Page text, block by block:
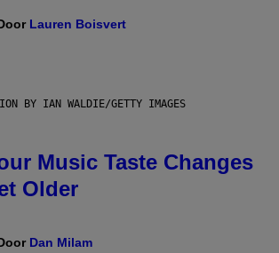
Lauren Boisvert
BY IAN WALDIE/GETTY IMAGES
Music Taste Changes
Older
Dan Milam